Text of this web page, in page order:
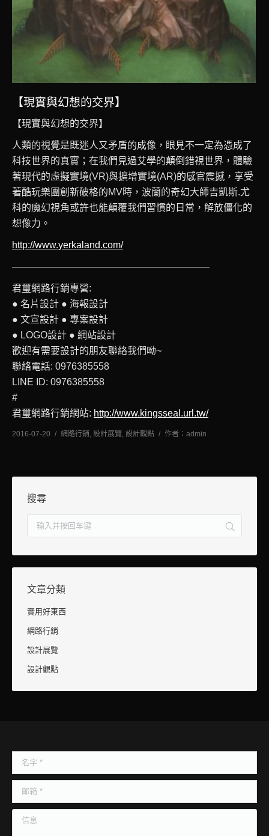
【現實與幻想的交界】
【現實與幻想的交界】
人類的視覺是既迷人又矛盾的成像，眼見不一定為憑成了
科技世界的真實；在我們見過艾學的顛倒錯視世界，體驗
著現代的虛擬實境(VR)與擴增實境(AR)的感官震撼，享受
著酷玩樂團創新破格的MV時，波蘭的奇幻大師吉凱斯.尤
科的魔幻視角或許也能顛覆我們習慣的日常，解放僵化的
想像力。
http://www.yerkaland.com/
————————————————————–
君璽網路行銷專營:
● 名片設計 ● 海報設計
● 文宣設計 ● 專案設計
● LOGO設計 ● 網站設計
歡迎有需要設計的朋友聯絡我們呦~
聯絡電話: 0976385558
LINE ID: 0976385558
#
君璽網路行銷網站: http://www.kingsseal.url.tw/
2016-07-20 網路行銷 設計展覽 設計觀點 作者： admin
搜尋
文章分類
實用好東西
網路行銷
設計展覽
設計觀點
名字 *
邮箱 *
信息